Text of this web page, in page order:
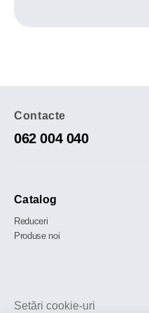
Contacte
062 004 040
Catalog
Reduceri
Produse noi
Setări cookie-uri